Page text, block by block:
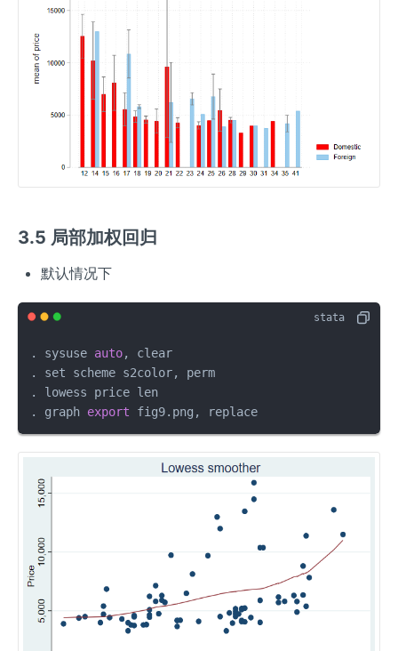
3.5 局部加权回归
默认情况下
. sysuse auto, clear
. set scheme s2color, perm
. lowess price len
. graph export fig9.png, replace